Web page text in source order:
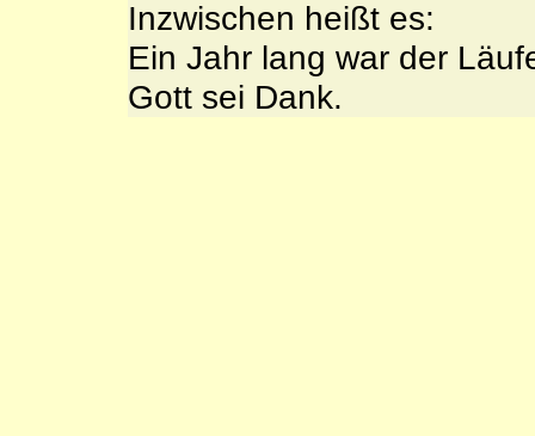
Inzwischen heißt es:
Ein Jahr lang war der
Gott sei Dank.